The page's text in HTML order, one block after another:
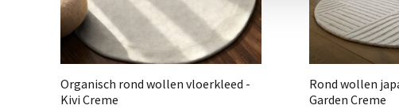
Organisch rond wollen vloerkleed -
Kivi Creme
Rond wollen
Garden Creme